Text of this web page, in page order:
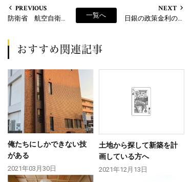
PREVIOUS
一覧へ
NEXT
日銀の政策金利の引き上げと住宅ローンの関係
おすすめ関連記事
俺たちにしかできない技
がある
2021年03月30日
土地から探して新築を計
画している方へ
2021年12月13日